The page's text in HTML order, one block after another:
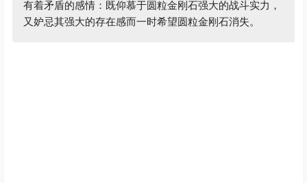
有着矛盾的感情：既仰慕于圆粒金刚石强大的战斗实力，
又妒忌其强大的存在感而一时希望圆粒金刚石消失。